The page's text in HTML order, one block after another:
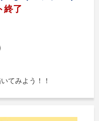
終了
てみよう！！